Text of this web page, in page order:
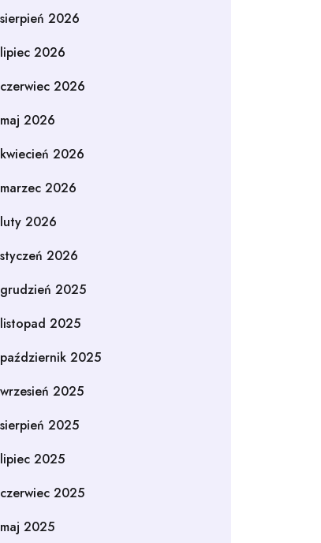
sierpień 2026
lipiec 2026
czerwiec 2026
maj 2026
kwiecień 2026
marzec 2026
luty 2026
styczeń 2026
grudzień 2025
listopad 2025
październik 2025
wrzesień 2025
sierpień 2025
lipiec 2025
czerwiec 2025
maj 2025